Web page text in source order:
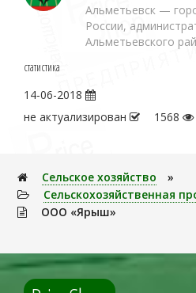
Альметьевск —
России,
Альметьевского
статистика
14-06-2018
не актуализирован
1568
Сельское хозяйство
»
Сельскохозяйственная
ООО «Ярыш»